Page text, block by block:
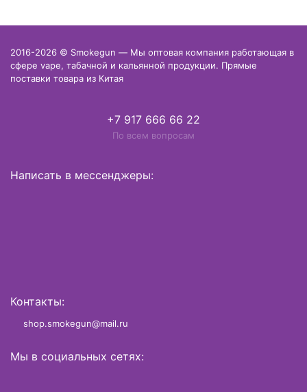
2016-2026 © Smokegun — Мы оптовая компания работающая в
сфере vape, табачной и кальянной продукции. Прямые
поставки товара из Китая
+7 917 666 66 22
По всем вопросам
Написать в мессенджеры:
Контакты:
shop.smokegun@mail.ru
Мы в социальных сетях: